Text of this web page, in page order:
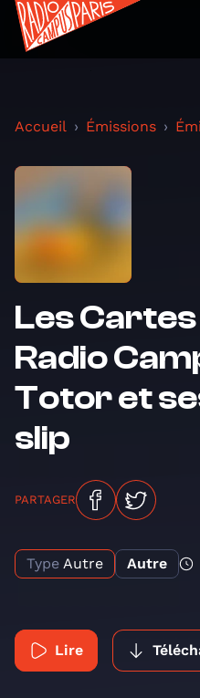
Accueil Émissions
Les
Radio
Totor et
slip
PARTAGER
Type Autre Autre
Lire